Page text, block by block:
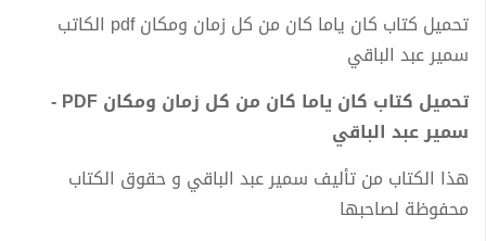
تحميل كتاب كان ياما كان من كل زمان ومكان pdf الكاتب
سمير عبد الباقي
تحميل كتاب كان ياما كان من كل زمان ومكان PDF -
سمير عبد الباقي
هذا الكتاب من تأليف سمير عبد الباقي و حقوق الكتاب
محفوظة لصاحبها